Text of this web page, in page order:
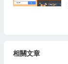
相關文章